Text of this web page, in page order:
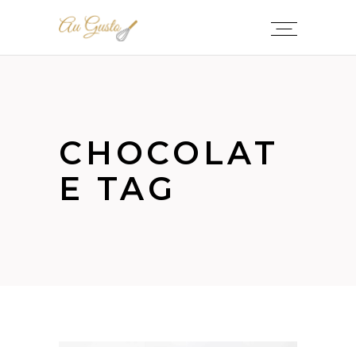
CHOCOLAT
E TAG